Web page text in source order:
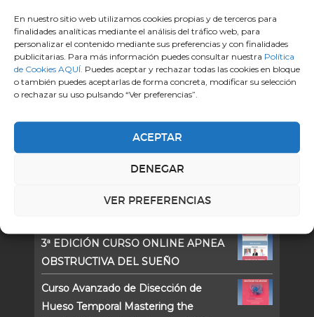
En nuestro sitio web utilizamos cookies propias y de terceros para
finalidades analíticas mediante el análisis del tráfico web, para
personalizar el contenido mediante sus preferencias y con finalidades
publicitarias. Para más información puedes consultar nuestra Política
de Cookies AQUÍ. Puedes aceptar y rechazar todas las cookies en bloque
o también puedes aceptarlas de forma concreta, modificar su selección
o rechazar su uso pulsando “Ver preferencias”.
ACEPTAR
DENEGAR
VER PREFERENCIAS
Cursos destacados
XIX Curso multidisciplinar sobre AOS
Curso multidisciplinar sobre AOS. 24-25
Curso ONLINE de lectura de TAC de
Senos Paranasales en ORL
Curso ONLINE de lectura de TAC de
3ª EDICIÓN CURSO ONLINE APNEA
OBSTRUCTIVA DEL SUEÑO
Curso Avanzado de Disección de
Hueso Temporal Mastering the